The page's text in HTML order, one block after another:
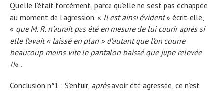
Qu’elle l’était forcément, parce qu’elle ne s’est pas échappée
au moment de l’agression. « Il est ainsi évident» écrit-elle,
« que M. R. n’aurait pas été en mesure de lui courir après si
elle l’avait « laissé en plan » d’autant que l’on courre
beaucoup moins vite le pantalon baissé que jupe relevée
!!« .
Conclusion n°1 : S’enfuir, aprèsavoir été agressée, ce n’est